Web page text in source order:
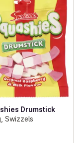
Drumstick
Swizzels